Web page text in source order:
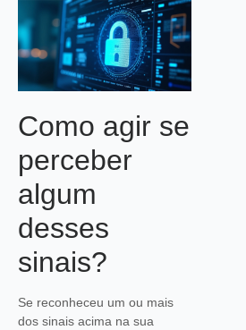
Como agir se
perceber
algum
desses
sinais?
Se reconheceu um ou mais
dos sinais acima na sua